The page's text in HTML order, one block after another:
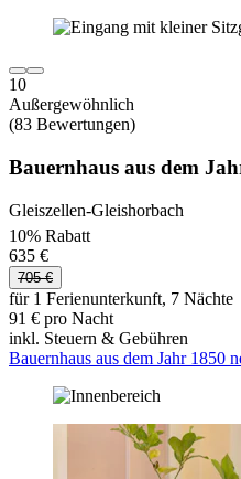
10
Außergewöhnlich
(83 Bewertungen)
Bauernhaus aus dem
Gleiszellen-Gleishorbach
10% Rabatt
635 €
705 €
für 1 Ferienunterkunft, 7 Nächte
91 € pro Nacht
inkl. Steuern & Gebühren
Bauernhaus aus dem Jahr 1850